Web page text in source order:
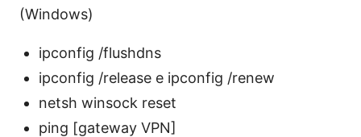
(Windows)
ipconfig /flushdns
ipconfig /release e ipconfig /renew
netsh winsock reset
ping [gateway VPN]